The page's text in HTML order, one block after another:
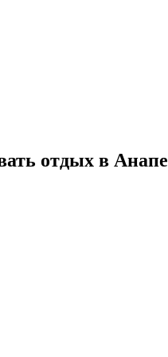
отдых в Анапе